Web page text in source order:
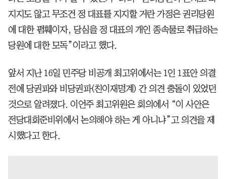
지지도 않고 무조건 정 대표를 지지할 거란 가정은 권리당원
에 대한 폄훼이자, 당심을 정 대표의 개인 종속물로 취급하는
당원에 대한 모독”이라고 했다.
앞서 지난 16일 민주당 비공개 최고위에서는 1인 1표안 의결
전에 당권파와 비당권파(친이재명계) 간 의견 충돌이 있었던
것으로 알려졌다. 이언주 최고위원은 회의에서 “이 사안은
전당대회준비위에서 논의해야 하는 게 아니냐”고 의견을 제
시했다고 한다.